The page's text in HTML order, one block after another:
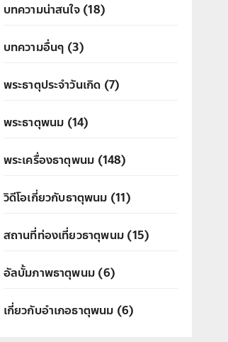
บทความน่าสนใจ(18)
บทความอื่นๆ (3)
พระธาตุประจำวันเกิด (7)
พระธาตุพนม (14)
พระเครื่องธาตุพนม (148)
วิดีโอเกี่ยวกับธาตุพนม (11)
สถานที่ท่องเที่ยวธาตุพนม (15)
อัลบั้มภาพธาตุพนม (6)
เกี่ยวกับอำเภอธาตุพนม (6)